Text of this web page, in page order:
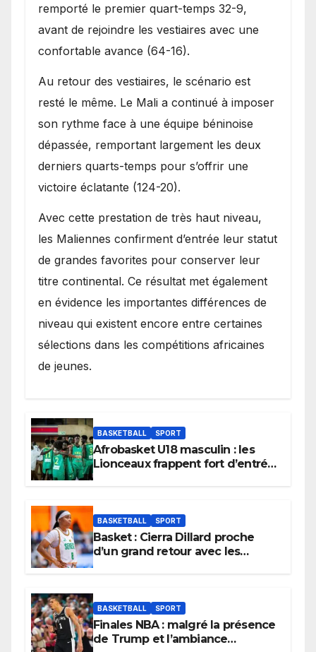
remporté le premier quart-temps 32-9,
avant de rejoindre les vestiaires avec une
confortable avance (64-16).
Au retour des vestiaires, le scénario est
resté le même. Le Mali a continué à imposer
son rythme face à une équipe béninoise
dépassée, remportant largement les deux
derniers quarts-temps pour s’offrir une
victoire éclatante (124-20).
Avec cette prestation de très haut niveau,
les Maliennes confirment d’entrée leur statut
de grandes favorites pour conserver leur
titre continental. Ce résultat met également
en évidence les importantes différences de
niveau qui existent encore entre certaines
sélections dans les compétitions africaines
de jeunes.
BASKETBALL SPORT
Afrobasket U18 masculin : les
Lionceaux frappent fort d’entrée
BASKETBALL SPORT
Basket : Cierra Dillard proche
d’un grand retour avec les
BASKETBALL SPORT
Finales NBA : malgré la présence
de Trump et l’ambiance